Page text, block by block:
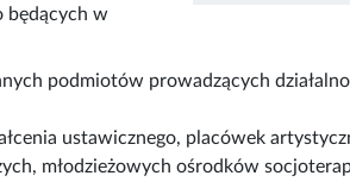
będących w
podmiotów prowadzących
ustawicznego, placówek
młodzieżowych ośrodków